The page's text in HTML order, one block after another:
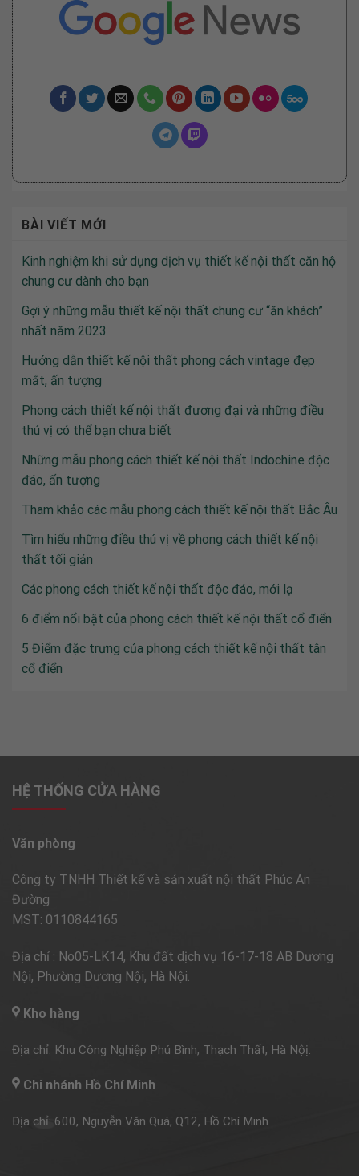
BÀI VIẾT MỚI
Kinh nghiệm khi sử dụng dịch vụ thiết kế nội thất căn hộ
chung cư dành cho bạn
Gợi ý những mẫu thiết kế nội thất chung cư “ăn khách”
nhất năm 2023
Hướng dẫn thiết kế nội thất phong cách vintage đẹp
mắt, ấn tượng
Phong cách thiết kế nội thất đương đại và những điều
thú vị có thể bạn chưa biết
Những mẫu phong cách thiết kế nội thất Indochine độc
đáo, ấn tượng
Tham khảo các mẫu phong cách thiết kế nội thất Bắc Âu
Tìm hiểu những điều thú vị về phong cách thiết kế nội
thất tối giản
Các phong cách thiết kế nội thất độc đáo, mới lạ
6 điểm nổi bật của phong cách thiết kế nội thất cổ điển
5 Điểm đặc trưng của phong cách thiết kế nội thất tân
cổ điển
HỆ THỐNG CỬA HÀNG
Văn phòng
Công ty TNHH Thiết kế và sản xuất nội thất Phúc An
Đường
MST: 0110844165
Địa chỉ : No05-LK14, Khu đất dịch vụ 16-17-18 AB Dương
Nội, Phường Dương Nội, Hà Nội.
Kho hàng
Địa chỉ: Khu Công Nghiệp Phú Bình, Thạch Thất, Hà Nộị.
Chi nhánh Hồ Chí Minh
Địa chỉ: 600, Nguyễn Văn Quá, Q12, Hồ Chí Minh